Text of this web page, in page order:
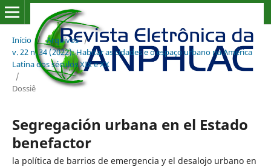
Início / Arquivos /
v. 22 n. 34 (2022): Habitar as cidades e o espaço urbano na América
Latina dos séculos XIX e XX
/
Dossiê
Segregación urbana en el Estado
benefactor
la política de barrios de emergencia y el desalojo urbano en